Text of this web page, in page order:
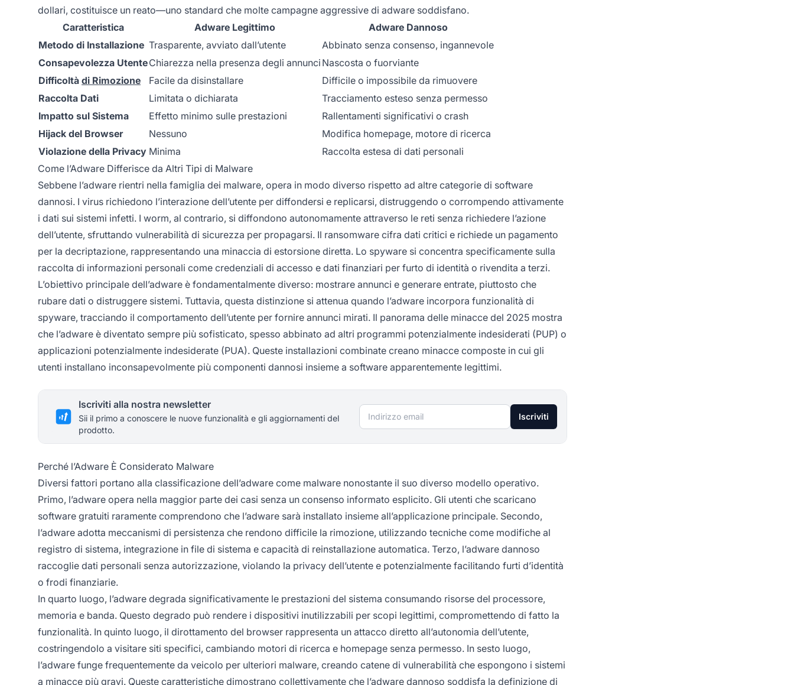
dollari, costituisce un reato—uno standard che molte campagne aggressive di adware soddisfano.
Caratteristica
Adware Legittimo
Adware Dannoso
Metodo di Installazione Trasparente, avviato dall’utente
Abbinato senza consenso, ingannevole
Consapevolezza UtenteChiarezza nella presenza degli annunci Nascosta o fuorviante
Difficoltà di Rimozione Facile da disinstallare
Difficile o impossibile da rimuovere
Raccolta Dati
Limitata o dichiarata
Tracciamento esteso senza permesso
Impatto sul Sistema
Effetto minimo sulle prestazioni
Rallentamenti significativi o crash
Hijack del Browser
Nessuno
Modifica homepage, motore di ricerca
Violazione della Privacy Minima
Raccolta estesa di dati personali
Come l’Adware Differisce da Altri Tipi di Malware
Sebbene l’adware rientri nella famiglia dei malware, opera in modo diverso rispetto ad altre categorie di software
dannosi. I virus richiedono l’interazione dell’utente per diffondersi e replicarsi, distruggendo o corrompendo attivamente
i dati sui sistemi infetti. I worm, al contrario, si diffondono autonomamente attraverso le reti senza richiedere l’azione
dell’utente, sfruttando vulnerabilità di sicurezza per propagarsi. Il ransomware cifra dati critici e richiede un pagamento
per la decriptazione, rappresentando una minaccia di estorsione diretta. Lo spyware si concentra specificamente sulla
raccolta di informazioni personali come credenziali di accesso e dati finanziari per furto di identità o rivendita a terzi.
L’obiettivo principale dell’adware è fondamentalmente diverso: mostrare annunci e generare entrate, piuttosto che
rubare dati o distruggere sistemi. Tuttavia, questa distinzione si attenua quando l’adware incorpora funzionalità di
spyware, tracciando il comportamento dell’utente per fornire annunci mirati. Il panorama delle minacce del 2025 mostra
che l’adware è diventato sempre più sofisticato, spesso abbinato ad altri programmi potenzialmente indesiderati (PUP) o
applicazioni potenzialmente indesiderate (PUA). Queste installazioni combinate creano minacce composte in cui gli
utenti installano inconsapevolmente più componenti dannosi insieme a software apparentemente legittimi.
Iscriviti alla nostra newsletter
Sii il primo a conoscere le nuove funzionalità e gli aggiornamenti del
prodotto.
Indirizzo email Iscriviti
Perché l’Adware È Considerato Malware
Diversi fattori portano alla classificazione dell’adware come malware nonostante il suo diverso modello operativo.
Primo, l’adware opera nella maggior parte dei casi senza un consenso informato esplicito. Gli utenti che scaricano
software gratuiti raramente comprendono che l’adware sarà installato insieme all’applicazione principale. Secondo,
l’adware adotta meccanismi di persistenza che rendono difficile la rimozione, utilizzando tecniche come modifiche al
registro di sistema, integrazione in file di sistema e capacità di reinstallazione automatica. Terzo, l’adware dannoso
raccoglie dati personali senza autorizzazione, violando la privacy dell’utente e potenzialmente facilitando furti d’identità
o frodi finanziarie.
In quarto luogo, l’adware degrada significativamente le prestazioni del sistema consumando risorse del processore,
memoria e banda. Questo degrado può rendere i dispositivi inutilizzabili per scopi legittimi, compromettendo di fatto la
funzionalità. In quinto luogo, il dirottamento del browser rappresenta un attacco diretto all’autonomia dell’utente,
costringendolo a visitare siti specifici, cambiando motori di ricerca e homepage senza permesso. In sesto luogo,
l’adware funge frequentemente da veicolo per ulteriori malware, creando catene di vulnerabilità che espongono i sistemi
a minacce più gravi. Queste caratteristiche dimostrano collettivamente che l’adware dannoso soddisfa la definizione di